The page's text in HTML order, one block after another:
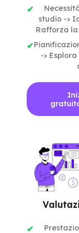
studio ->
Rafforza
->